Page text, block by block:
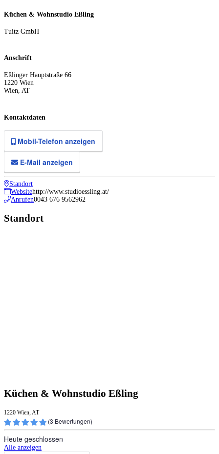
Küchen & Wohnstudio Eßling
Tuitz GmbH
Anschrift
Eßlinger Hauptstraße 66
1220 Wien
Wien AT
Kontaktdaten
Mobil-Telefon anzeigen
E-Mail anzeigen
Standort
Websitehttp://www.studioessling.at/
Anrufen0043 676 9562962
Standort
Küchen & Wohnstudio Eßling
1220 Wien, AT
(3 Bewertungen)
Heute geschlossen
Alle anzeigen